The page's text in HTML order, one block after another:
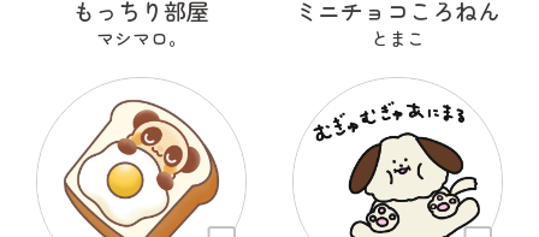
もっちり部屋
マシマロ。
ミニチョコころねん
とまこ